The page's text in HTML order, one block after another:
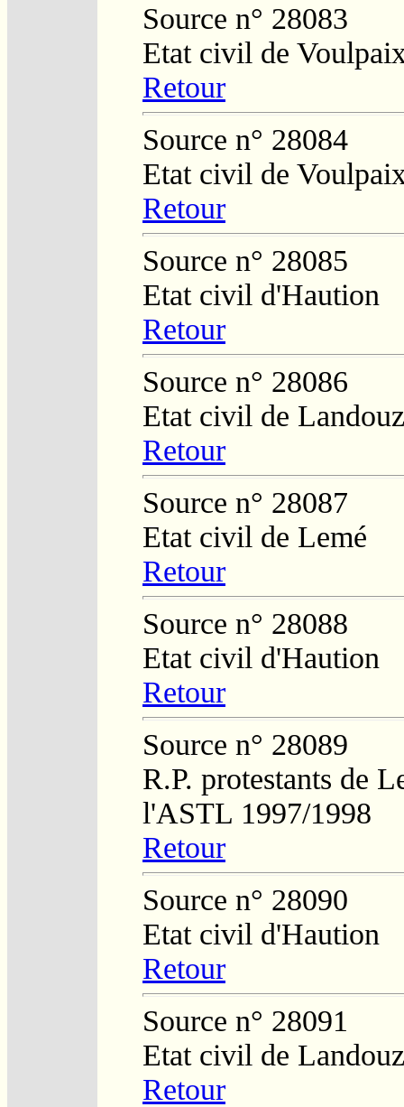
Source n° 28083
Etat civil de
Retour
Source n° 28084
Etat civil de
Retour
Source n° 28085
Etat civil d'Haution
Retour
Source n° 28086
Etat civil de
Retour
Source n° 28087
Etat civil de Lemé
Retour
Source n° 28088
Etat civil d'Haution
Retour
Source n° 28089
R.P. protestants de
l'ASTL 1997/1998
Retour
Source n° 28090
Etat civil d'Haution
Retour
Source n° 28091
Etat civil de
Retour